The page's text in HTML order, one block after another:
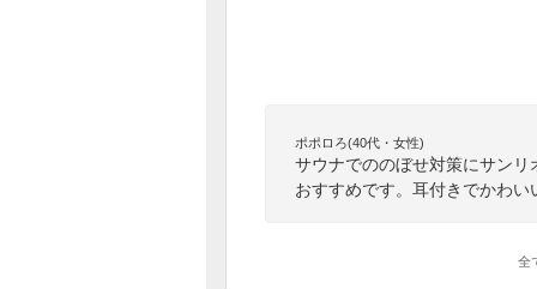
ポポロろ(40代・女性)
サウナでののぼせ対策にサン
おすすめです。耳付きでかわい
全